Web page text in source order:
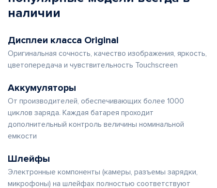
наличии
Дисплеи класса Original
Оригинальная сочность, качество изображения, яркость,
цветопередача и чувствительность Touchscreen
Аккумуляторы
От производителей, обеспечивающих более 1000
циклов заряда. Каждая батарея проходит
дополнительный контроль величины номинальной
емкости
Шлейфы
Электронные компоненты (камеры, разъемы зарядки,
микрофоны) на шлейфах полностью соответствуют